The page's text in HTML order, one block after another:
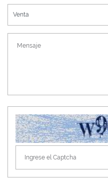
Venta